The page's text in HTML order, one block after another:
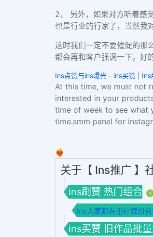
2， 另外，如果对方听着感
也是行业的行家了，当然我
这时我们一定不要催促的那
都会再和客户强调一下。好
Ins点赞与ins曝光 - ins买赞 Ins
At this time, we must not
interested in your
time of week to see what
time.smm panel for
❤️‍🔥
关于【 Ins推广 】
ins刷赞 热门组合 1
Ins大家都在用社媒组
ins买赞 旧作品批